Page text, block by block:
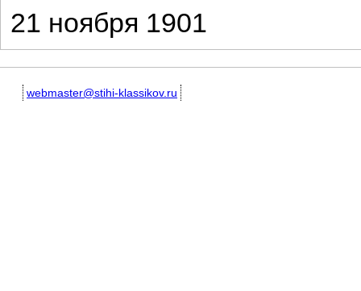
21 ноября 1901
webmaster@stihi-klassikov.ru